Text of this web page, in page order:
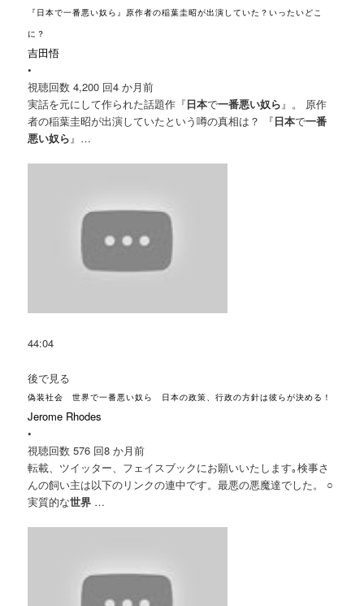
『日本で一番悪い奴ら』原作者の稲葉圭昭が出演していた？いったいどこ
に？
吉田悟
•
視聴回数 4,200 回4 か月前
実話を元にして作られた話題作『日本で一番悪い奴ら 』。 原作
者の稲葉圭昭が出演していたという噂の真相は？ 『日本で一番
悪い奴ら 』…
44:04
後で見る
偽装社会 世界で一番悪い奴ら 日本の政策、行政の方針は彼らが決める！
Jerome Rhodes
•
視聴回数 576 回8 か月前
転載、ツイッター、フェイスブックにお願いいたします｡検事さ
んの飼い主は以下のリンクの連中です。最悪の悪魔達でした。 ○
実質的な世界 …